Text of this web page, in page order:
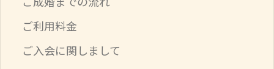
ご利用料金
ご入会に関しまして